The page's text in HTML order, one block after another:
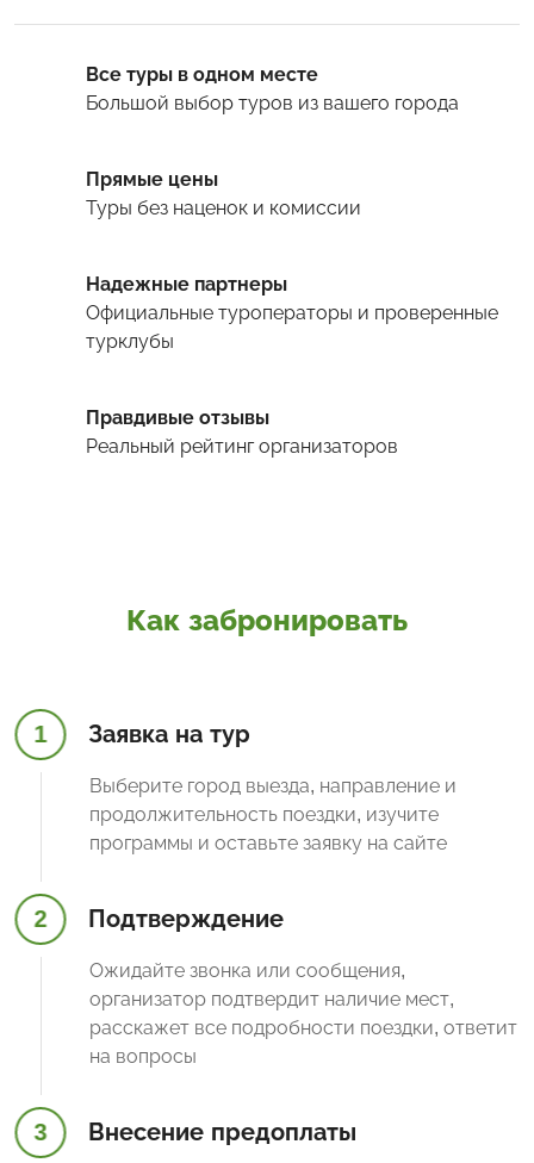
Все туры в одном месте
Большой выбор туров из вашего города
Прямые цены
Туры без наценок и комиссии
Надежные партнеры
Официальные туроператоры и проверенные
турклубы
Правдивые отзывы
Реальный рейтинг организаторов
Как забронировать
1 Заявка на тур
Выберите город выезда, направление и
продолжительность поездки, изучите
программы и оставьте заявку на сайте
2 Подтверждение
Ожидайте звонка или сообщения,
организатор подтвердит наличие мест,
расскажет все подробности поездки, ответит
на вопросы
3 Внесение предоплаты